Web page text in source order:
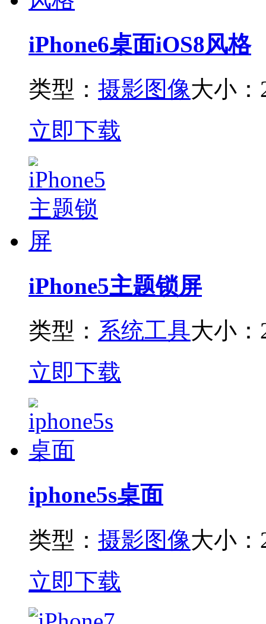
iPhone6桌面iOS8风格
类型： 摄影图像大小：
立即下载
iPhone5主题锁屏
类型： 系统工具大小
立即下载
iphone5s桌面
类型： 摄影图像大小：
立即下载